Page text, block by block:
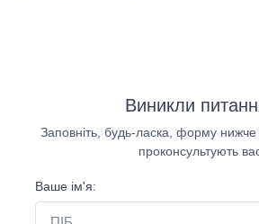
Виникли
Заповніть, будь-ласка, форму нижче
проконсультують
Ваше ім'я: